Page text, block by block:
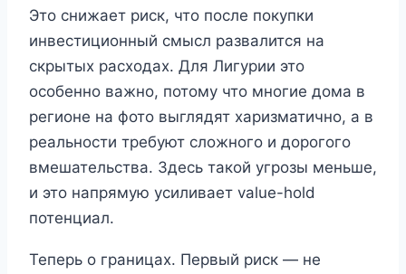
Это снижает риск, что после покупки
инвестиционный смысл развалится на
скрытых расходах. Для Лигурии это
особенно важно, потому что многие дома в
регионе на фото выглядят харизматично, а в
реальности требуют сложного и дорогого
вмешательства. Здесь такой угрозы меньше,
и это напрямую усиливает value-hold
потенциал.
Теперь о границах. Первый риск — не